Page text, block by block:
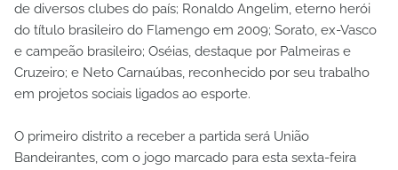
de diversos clubes do país; Ronaldo Angelim, eterno herói
do título brasileiro do Flamengo em 2009; Sorato, ex-Vasco
e campeão brasileiro; Oséias, destaque por Palmeiras e
Cruzeiro; e Neto Carnaúbas, reconhecido por seu trabalho
em projetos sociais ligados ao esporte.
O primeiro distrito a receber a partida será União
Bandeirantes, com o jogo marcado para esta sexta-feira